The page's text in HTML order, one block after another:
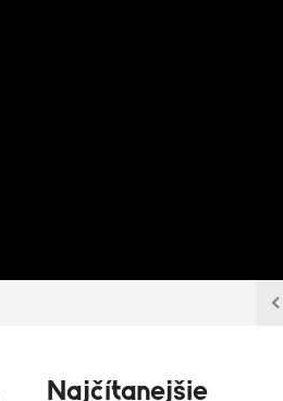
Najčítanejšie